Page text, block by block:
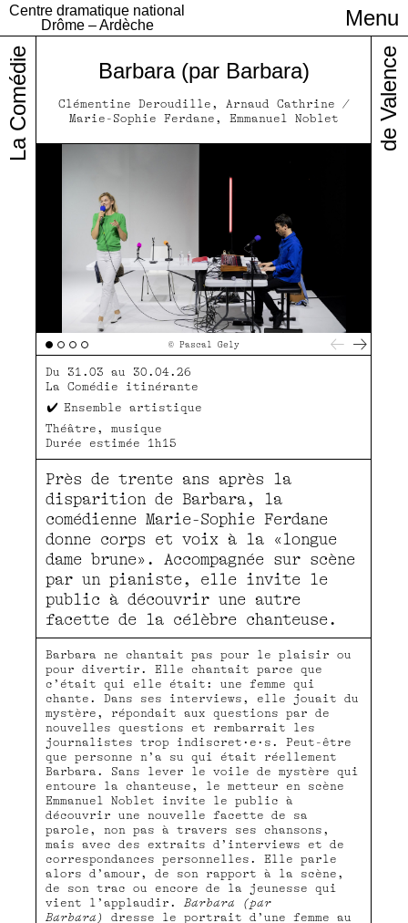
Centre dramatique national
Drôme – Ardèche
Menu
Infos pratiques
Barbara (par Barbara)
Clémentine Deroudille, Arnaud Cathrine /
Marie-Sophie Ferdane, Emmanuel Noblet
© Pascal Gely
Du 31.03 au 30.04.26
La Comédie itinérante
Ensemble artistique
Théâtre, musique
Durée estimée 1h15
Près de trente ans après la
disparition de Barbara, la
comédienne Marie-Sophie Ferdane
donne corps et voix à la «longue
dame brune». Accompagnée sur scène
par un pianiste, elle invite le
public à découvrir une autre
facette de la célèbre chanteuse.
Barbara ne chantait pas pour le plaisir ou
pour divertir. Elle chantait parce que
c’était qui elle était: une femme qui
chante. Dans ses interviews, elle jouait du
mystère, répondait aux questions par de
nouvelles questions et rembarrait les
journalistes trop indiscret·e·s. Peut-être
que personne n’a su qui était réellement
Barbara. Sans lever le voile de mystère qui
entoure la chanteuse, le metteur en scène
Emmanuel Noblet invite le public à
découvrir une nouvelle facette de sa
parole, non pas à travers ses chansons,
mais avec des extraits d’interviews et de
correspondances personnelles. Elle parle
alors d’amour, de son rapport à la scène,
de son trac ou encore de la jeunesse qui
vient l’applaudir. Barbara (par
Barbara) dresse le portrait d’une femme au
La Comédie de Valence